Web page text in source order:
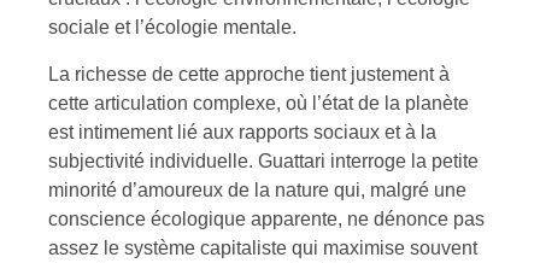
sociale et l’écologie mentale.
La richesse de cette approche tient justement à
cette articulation complexe, où l’état de la planète
est intimement lié aux rapports sociaux et à la
subjectivité individuelle. Guattari interroge la petite
minorité d’amoureux de la nature qui, malgré une
conscience écologique apparente, ne dénonce pas
assez le système capitaliste qui maximise souvent